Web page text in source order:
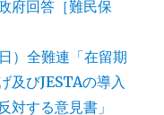
府回答［難民保
）全難連「在留期
及びJESTAの導入
対する意見書」